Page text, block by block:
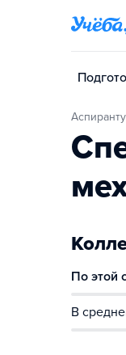
По этой
В